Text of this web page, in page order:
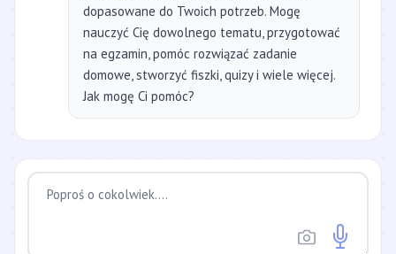
dopasowane do Twoich potrzeb. Mogę
nauczyć Cię dowolnego tematu, przygotować
na egzamin, pomóc rozwiązać zadanie
domowe, stworzyć fiszki, quizy i wiele więcej.
Jak mogę Ci pomóc?